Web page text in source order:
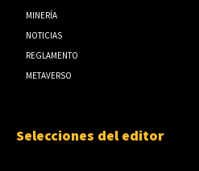
MINERÍA
NOTICIAS
REGLAMENTO
METAVERSO
Selecciones del editor